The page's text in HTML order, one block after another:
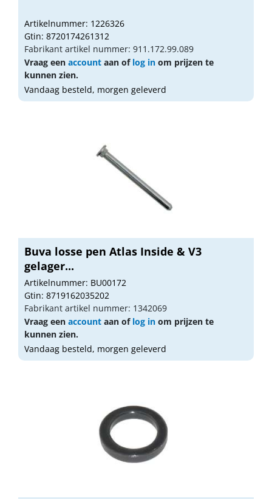
Artikelnummer: 1226326
Gtin: 8720174261312
Fabrikant artikel nummer: 911.172.99.089
Vraag een account aan of log in om prijzen te
kunnen zien.
Vandaag besteld, morgen geleverd
Buva losse pen Atlas Inside & V3
gelager...
Artikelnummer: BU00172
Gtin: 8719162035202
Fabrikant artikel nummer: 1342069
Vraag een account aan of log in om prijzen te
kunnen zien.
Vandaag besteld, morgen geleverd